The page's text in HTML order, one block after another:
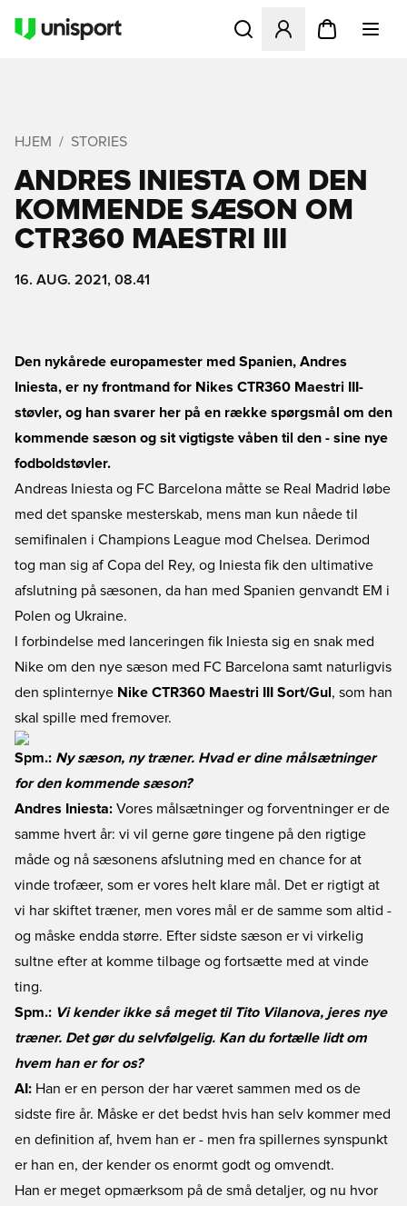
Åbner en Modal til at
HJEM STORIES
ANDRES INIESTA OM DEN
KOMMENDE SÆSON OM
CTR360 MAESTRI III
16. AUG. 2021, 08.41
Den nykårede europamester med Spanien, Andres
Iniesta, er ny frontmand for Nikes CTR360 Maestri III-
støvler, og han svarer her på en række spørgsmål om den
kommende sæson og sit vigtigste våben til den - sine nye
fodboldstøvler.
Andreas Iniesta og FC Barcelona måtte se Real Madrid løbe
med det spanske mesterskab, mens man kun nåede til
semifinalen i Champions League mod Chelsea. Derimod
tog man sig af Copa del Rey, og Iniesta fik den ultimative
afslutning på sæsonen, da han med Spanien genvandt EM i
Polen og Ukraine.
I forbindelse med lanceringen fik Iniesta sig en snak med
Nike om den nye sæson med FC Barcelona samt naturligvis
den splinternye Nike CTR360 Maestri III Sort/Gul , som han
skal spille med fremover.
Spm.: Ny sæson, ny træner. Hvad er dine målsætninger
for den kommende sæson?
Andres Iniesta: Vores målsætninger og forventninger er de
samme hvert år: vi vil gerne gøre tingene på den rigtige
måde og nå sæsonens afslutning med en chance for at
vinde trofæer, som er vores helt klare mål. Det er rigtigt at
vi har skiftet træner, men vores mål er de samme som altid -
og måske endda større. Efter sidste sæson er vi virkelig
sultne efter at komme tilbage og fortsætte med at vinde
ting.
Spm.: Vi kender ikke så meget til Tito Vilanova, jeres nye
træner. Det gør du selvfølgelig. Kan du fortælle lidt om
hvem han er for os?
AI: Han er en person der har været sammen med os de
sidste fire år. Måske er det bedst hvis han selv kommer med
en definition af, hvem han er - men fra spillernes synspunkt
er han en, der kender os enormt godt og omvendt.
Han er meget opmærksom på de små detaljer, og nu hvor